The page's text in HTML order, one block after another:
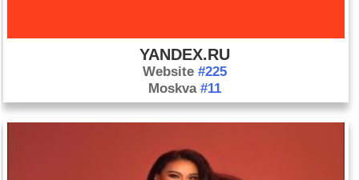
YANDEX.RU
Website #225
Moskva #11